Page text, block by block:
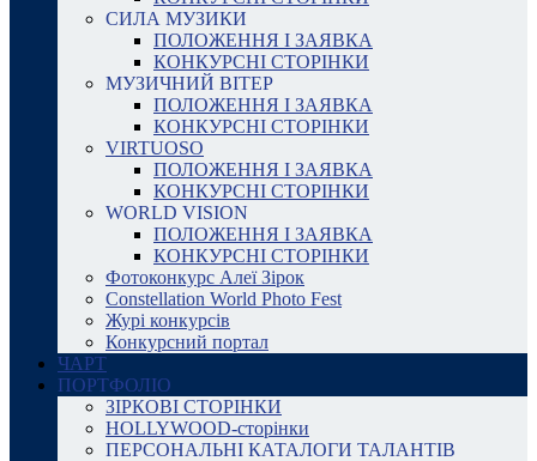
СИЛА МУЗИКИ
ПОЛОЖЕННЯ І ЗАЯВКА
КОНКУРСНІ СТОРІНКИ
МУЗИЧНИЙ ВІТЕР
ПОЛОЖЕННЯ І ЗАЯВКА
КОНКУРСНІ СТОРІНКИ
VIRTUOSO
ПОЛОЖЕННЯ І ЗАЯВКА
КОНКУРСНІ СТОРІНКИ
WORLD VISION
ПОЛОЖЕННЯ І ЗАЯВКА
КОНКУРСНІ СТОРІНКИ
Фотоконкурс Алеї Зірок
Constellation World Photo Fest
Журі конкурсів
Конкурсний портал
ЧАРТ
ПОРТФОЛІО
ЗІРКОВІ СТОРІНКИ
HOLLYWOOD-сторінки
ПЕРСОНАЛЬНІ КАТАЛОГИ ТАЛАНТІВ